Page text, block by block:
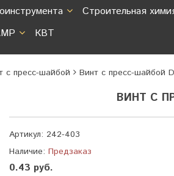
Строительная
КВТ
с пресс-шайбой Винт с пресс-шайбой
ВИНТ С
Артикул: 242-403
Наличие: Предзаказ
0.43 руб.